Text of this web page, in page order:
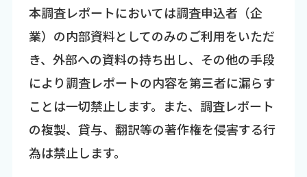
本調査レポートにおいては調査申込者（企
業）の内部資料としてのみのご利用をいただ
き、外部への資料の持ち出し、その他の手段
により調査レポートの内容を第三者に漏らす
ことは一切禁止します。また、調査レポート
の複製、貸与、翻訳等の著作権を侵害する行
為は禁止します。